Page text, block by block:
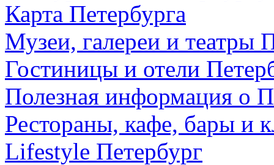
Карта Петербурга
Музеи, галереи и театры
Гостиницы и отели
Полезная информация о
Рестораны, кафе, бары и
Lifestyle Петербург